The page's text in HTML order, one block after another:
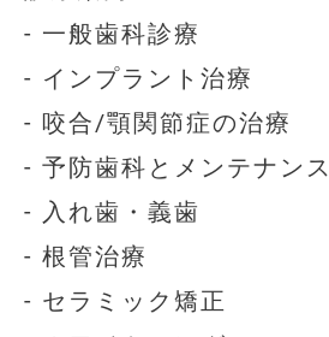
- 一般歯科診療
- インプラント治療
- 咬合/顎関節症の治療
- 予防歯科とメンテナンス
- 入れ歯・義歯
- 根管治療
- セラミック矯正